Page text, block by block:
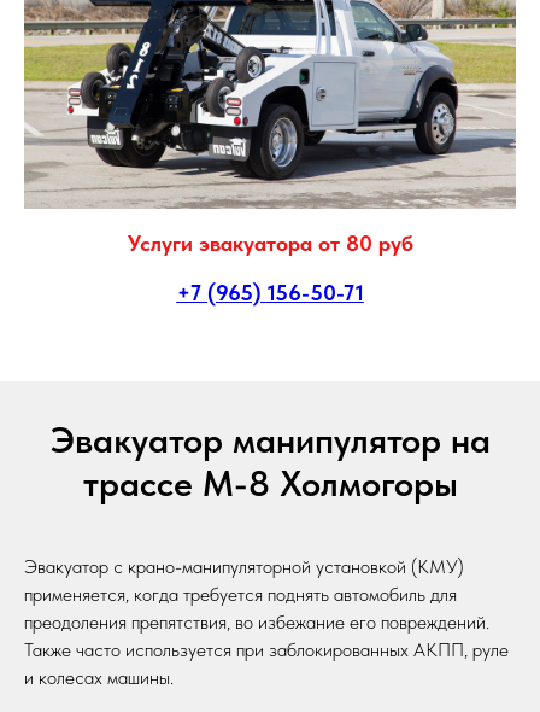
Услуги эвакуатора от 80 руб
+7 (965) 156-50-71
Эвакуатор манипулятор на
трассе М-8 Холмогоры
Эвакуатор с крано-манипуляторной установкой (КМУ)
применяется, когда требуется поднять автомобиль для
преодоления препятствия, во избежание его повреждений.
Также часто используется при заблокированных АКПП, руле
и колесах машины.